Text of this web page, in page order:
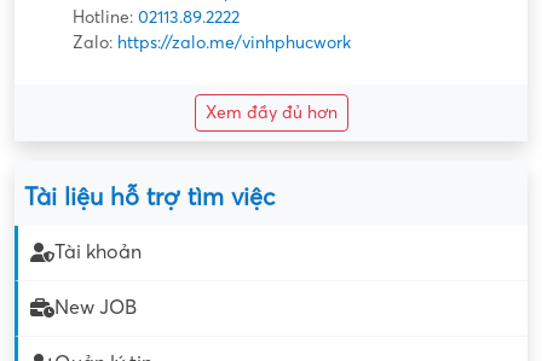
Hotline: 02113.89.2222
Zalo: https://zalo.me/vinhphucwork
Xem đầy đủ hơn
Tài liệu hỗ trợ tìm việc
Tài khoản
New JOB